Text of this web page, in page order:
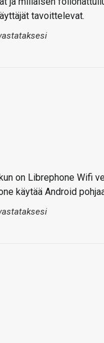
tavoittelevat.
on Librephone Wifi
käytää Android